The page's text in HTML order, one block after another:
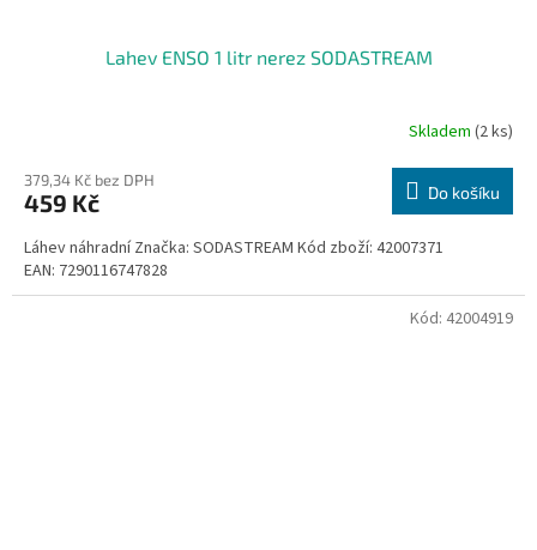
Lahev ENSO 1 litr nerez SODASTREAM
Skladem (2 ks)
379,34 Kč bez DPH
459 Kč Do košíku
Láhev náhradní Značka: SODASTREAM Kód zboží: 42007371
EAN: 7290116747828
Kód: 42004919